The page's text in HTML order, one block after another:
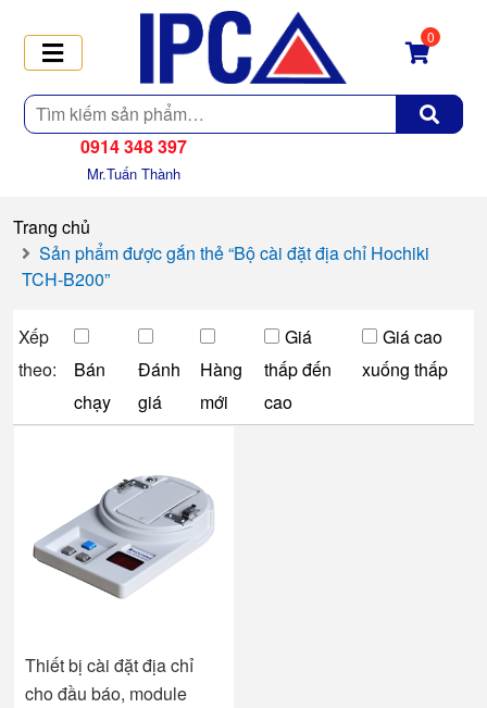
Tìm
kiếm
0
0914 348 397
Mr.Tuấn Thành
Trang chủ
Sản phẩm được gắn thẻ “Bộ cài đặt địa chỉ Hochiki
TCH-B200”
Xếp
theo:
Bán
chạy
Đánh
giá
Hàng
mới
Giá
thấp đến
cao
Giá cao
xuống thấp
Thiết bị cài đặt địa chỉ
cho đầu báo, module